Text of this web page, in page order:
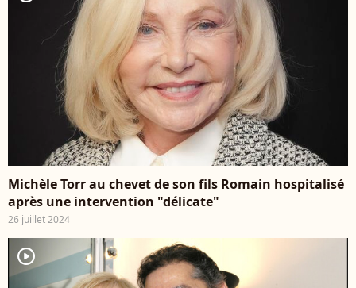
Michèle Torr au chevet de son fils Romain hospitalisé
après une intervention "délicate"
26 juillet 2024
player2